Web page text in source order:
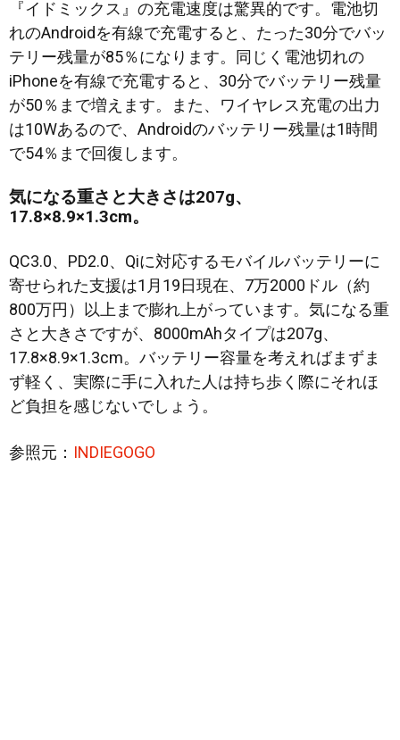
『イドミックス』の充電速度は驚異的です。電池切
れのAndroidを有線で充電すると、たった30分でバッ
テリー残量が85％になります。同じく電池切れの
iPhoneを有線で充電すると、30分でバッテリー残量
が50％まで増えます。また、ワイヤレス充電の出力
は10Wあるので、Androidのバッテリー残量は1時間
で54％まで回復します。
気になる重さと大きさは207g、
17.8×8.9×1.3cm。
QC3.0、PD2.0、Qiに対応するモバイルバッテリーに
寄せられた支援は1月19日現在、7万2000ドル（約
800万円）以上まで膨れ上がっています。気になる重
さと大きさですが、8000mAhタイプは207g、
17.8×8.9×1.3cm。バッテリー容量を考えればまずま
ず軽く、実際に手に入れた人は持ち歩く際にそれほ
ど負担を感じないでしょう。
参照元： INDIEGOGO